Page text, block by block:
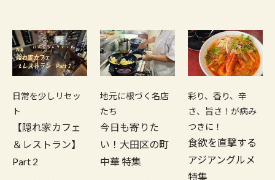
日常を少しリセッ
ト
【隠れ家カフェ
＆レストラン】
Part 2
地元に根づく名店
たち
今日も寄りた
い！大田区の町
中華 特集
彩り、香り、辛
さ、旨さ！が病み
つきに！
食欲を直撃する
アジアングルメ
特集